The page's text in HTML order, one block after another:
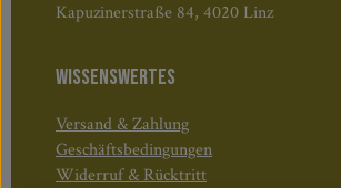
Kapuzinerstraße 84, 4020 Linz
WISSENSWERTES
Versand & Zahlung
Geschäftsbedingungen
Widerruf & Rücktritt